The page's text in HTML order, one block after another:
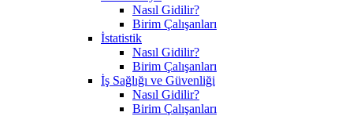
Nasıl Gidilir?
Birim Çalışanları
İstatistik
Nasıl Gidilir?
Birim Çalışanları
İş Sağlığı ve Güvenliği
Nasıl Gidilir?
Birim Çalışanları